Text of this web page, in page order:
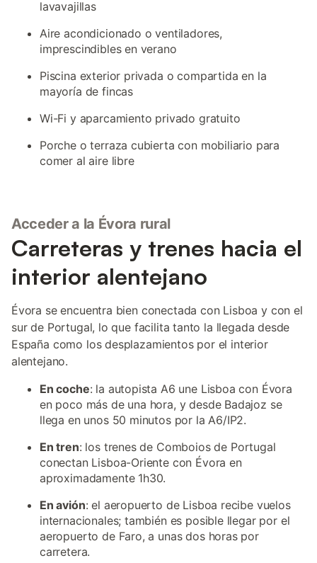
lavavajillas
Aire acondicionado o ventiladores,
imprescindibles en verano
Piscina exterior privada o compartida en la
mayoría de fincas
Wi-Fi y aparcamiento privado gratuito
Porche o terraza cubierta con mobiliario para
comer al aire libre
Acceder a la Évora rural
Carreteras y trenes hacia el
interior alentejano
Évora se encuentra bien conectada con Lisboa y con el
sur de Portugal, lo que facilita tanto la llegada desde
España como los desplazamientos por el interior
alentejano.
En coche: la autopista A6 une Lisboa con Évora
en poco más de una hora, y desde Badajoz se
llega en unos 50 minutos por la A6/IP2.
En tren: los trenes de Comboios de Portugal
conectan Lisboa-Oriente con Évora en
aproximadamente 1h30.
En avión: el aeropuerto de Lisboa recibe vuelos
internacionales; también es posible llegar por el
aeropuerto de Faro, a unas dos horas por
carretera.